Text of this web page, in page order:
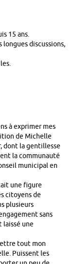
15 ans.
longues discussions,
à exprimer mes
de Michelle
dont la gentillesse
la communauté
municipal en
une figure
citoyens de
plusieurs
sans
laissé une
tout mon
Puissent les